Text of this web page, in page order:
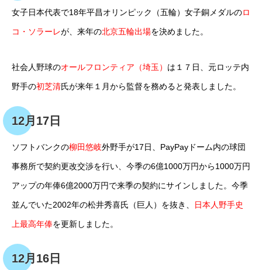
女子日本代表で18年平昌オリンピック（五輪）女子銅メダルのロ
コ・ソラーレが、来年の北京五輪出場を決めました。
社会人野球のオールフロンティア（埼玉） は１７日、元ロッテ内
野手の初芝清氏が来年１月から監督を務めると発表しました。
12月17日
ソフトバンクの柳田悠岐外野手が17日、PayPayドーム内の球団
事務所で契約更改交渉を行い、今季の6億1000万円から1000万円
アップの年俸6億2000万円で来季の契約にサインしました。今季
並んでいた2002年の松井秀喜氏（巨人）を抜き、 日本人野手史
上最高年俸を更新しました。
12月16日